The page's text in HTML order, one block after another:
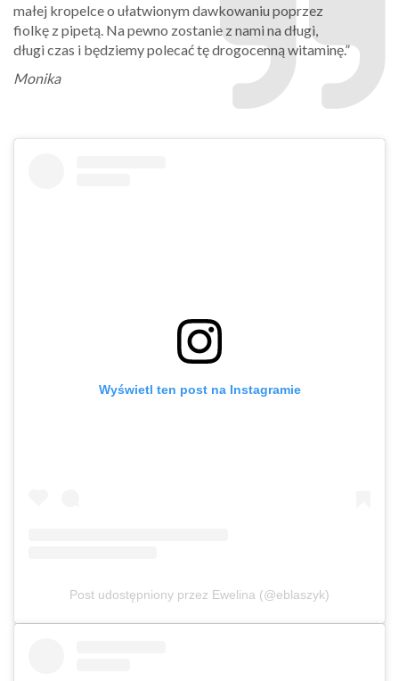
małej kropelce o ułatwionym dawkowaniu poprzez
fiolkę z pipetą. Na pewno zostanie z nami na długi,
długi czas i będziemy polecać tę drogocenną witaminę.”
Monika
Wyświetl ten post na Instagramie
Post udostępniony przez Ewelina (@eblaszyk)